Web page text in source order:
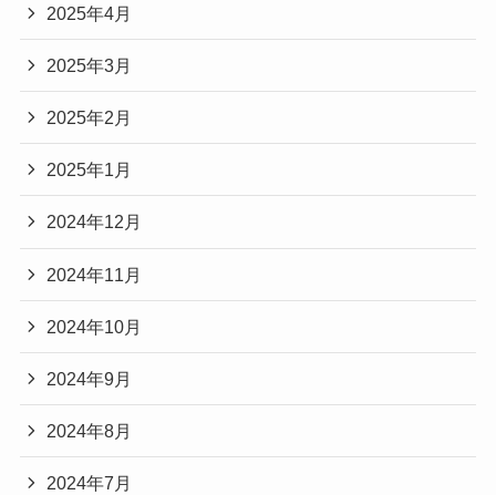
2025年4月
2025年3月
2025年2月
2025年1月
2024年12月
2024年11月
2024年10月
2024年9月
2024年8月
2024年7月